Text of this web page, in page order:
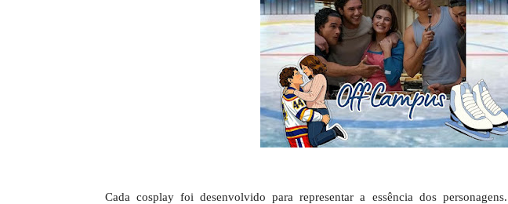
Cada cosplay foi desenvolvido para representar a essência dos personagens.